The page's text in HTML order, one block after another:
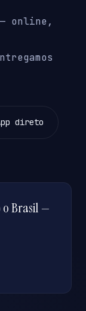
— online,
direto
Brasil —